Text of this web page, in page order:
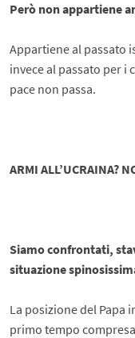
Però non appartiene
Appartiene al passato
invece al passato per i
pace non passa.
ARMI ALL’UCRAINA?
Siamo confrontati,
situazione
La posizione del Papa
primo tempo